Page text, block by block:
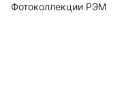
Фотоколлекции РЭМ